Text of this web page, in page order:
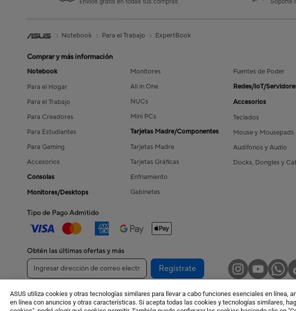
ASUS utiliza cookies y otras tecnologías similares para llevar a cabo funciones esenciales en línea,
en línea con anuncios y otras características. Si acepta todas las cookies y tecnologías similares,
Notebook Para el Trabajo ExpertBook
Comprar y más información
Notebook
Para el Hogar
Para el Trabajo
Para Creadores
Para Estudiantes
Para Gaming
Accesorios
Consolas
Monitores/Desktops
Monitores
All in One
NUCs
Mini PCs
Tarjetas Madre/Componentes
Tarjetas Madre
Tarjetas Gráficas
Enfriamiento
Gabinetes
Fuentes de Poder
Redes/IoT/
Accesorios
Teclados
Mouse y Mousepads
Audífonos y Audio
Docks, Dongles y
Tipo de Pago Admitido
Obtén las últimas ofertas y más
Regístrate
Condiciones de uso